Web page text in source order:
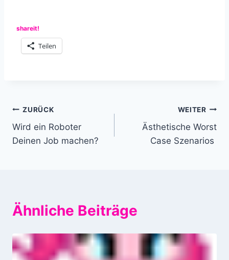
shareit!
Teilen
Beitragsnavigation
ZURÜCK
Wird ein Roboter
Deinen Job machen?
WEITER
Ästhetische Worst
Case Szenarios
Ähnliche Beiträge